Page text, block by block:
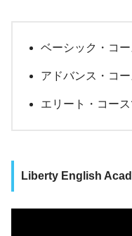
ベーシック・コー
アドバンス・コ
エリート・コース
Liberty English